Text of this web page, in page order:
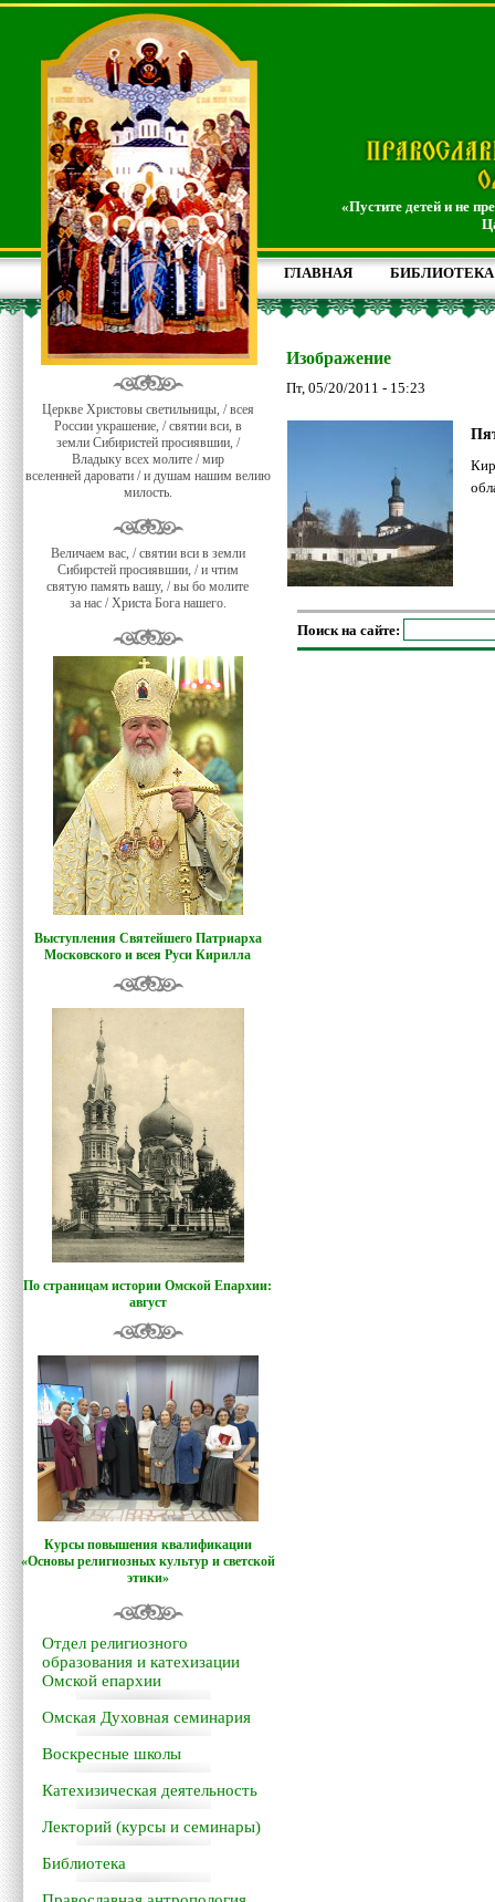
«Пустите детей и не
ГЛАВНАЯ БИБЛИОТЕКА
Церкве Христовы светильницы, / всея
России украшение, / святии вси, в
земли Сибиристей просиявшии, /
Владыку всех молите / мир
вселенней даровати / и душам нашим велию
милость.
Величаем вас, / святии вси в земли
Сибирстей просиявшии, / и чтим
святую память вашу, / вы бо молите
за нас / Христа Бога нашего.
Выступления Святейшего Патриарха
Московского и всея Руси Кирилла
По страницам истории Омской Епархии:
август
Курсы повышения квалификации
«Основы религиозных культур и светской
этики»
Отдел религиозного
образования и катехизации
Омской епархии
Омская Духовная семинария
Воскресные школы
Катехизическая деятельность
Лекторий (курсы и семинары)
Библиотека
Изображение
Пт, 05/20/2011 - 15:23
Поиск на сайте: